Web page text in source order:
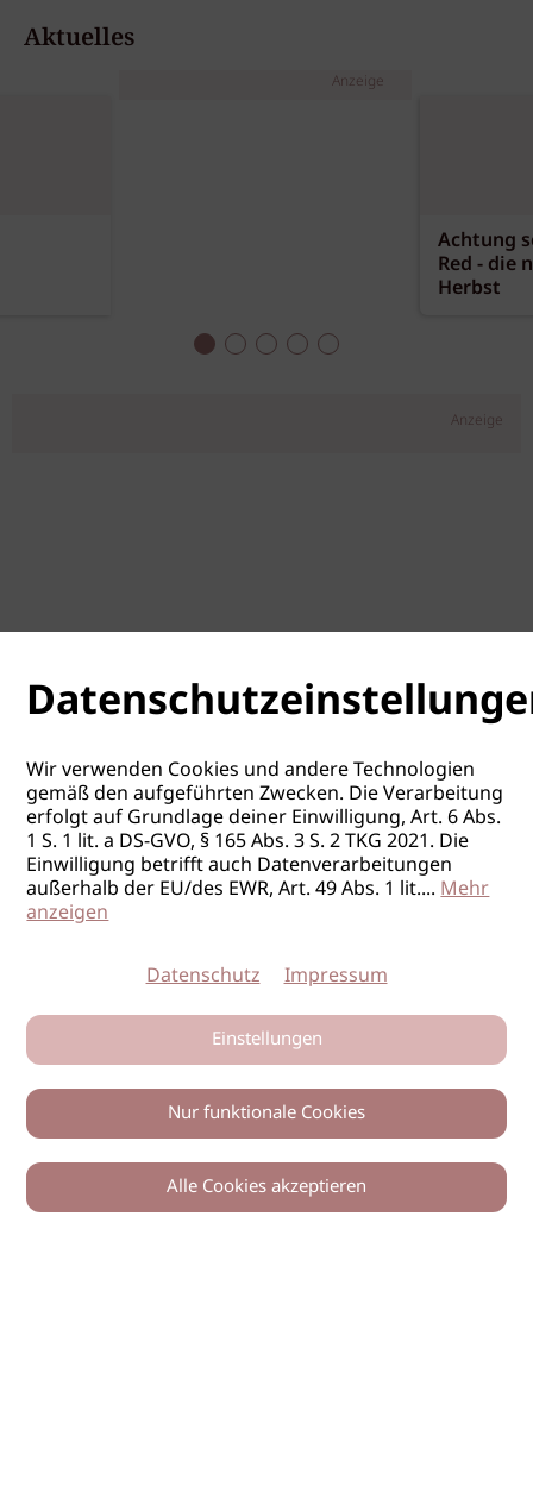
Aktuelles
Anzeige
Achtung
Red - die
Herbst
Anzeige
0
Wir verwenden Cookies und andere Technologien
gemäß den aufgeführten Zwecken. Die Verarbeitung
erfolgt auf Grundlage deiner Einwilligung, Art. 6 Abs.
1 S. 1 lit. a DS-GVO, § 165 Abs. 3 S. 2 TKG 2021. Die
Einwilligung betrifft auch Datenverarbeitungen
außerhalb der EU/des EWR, Art. 49 Abs. 1 lit....Mehr
anzeigen
Datenschutz Impressum
Einstellungen
Nur funktionale Cookies
Alle Cookies akzeptieren